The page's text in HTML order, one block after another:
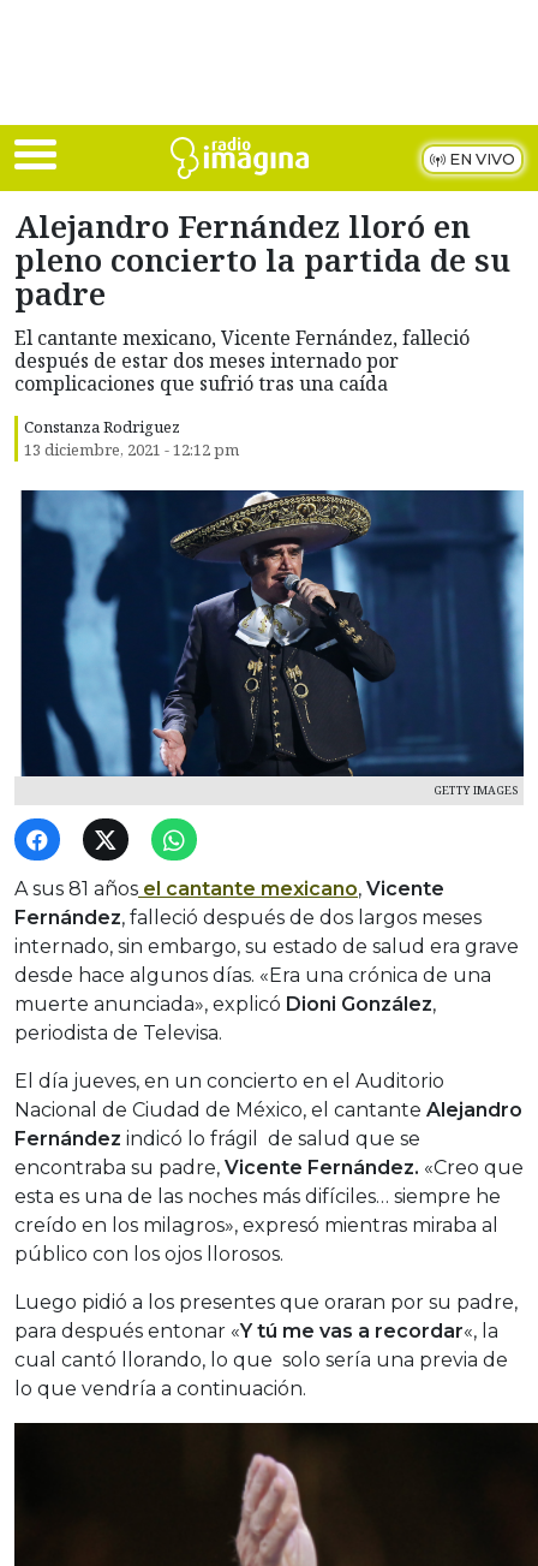
EN VIVO
Alejandro Fernández lloró en
pleno concierto la partida de su
padre
El cantante mexicano, Vicente Fernández, falleció
después de estar dos meses internado por
complicaciones que sufrió tras una caída
Constanza Rodriguez
13 diciembre, 2021 - 12:12 pm
GETTY IMAGES
A sus 81 años el cantante mexicano, Vicente
Fernández, falleció después de dos largos meses
internado, sin embargo, su estado de salud era grave
desde hace algunos días. «Era una crónica de una
muerte anunciada», explicó Dioni González,
periodista de Televisa.
El día jueves, en un concierto en el Auditorio
Nacional de Ciudad de México, el cantante Alejandro
Fernández indicó lo frágil de salud que se
encontraba su padre, Vicente Fernández. «Creo que
esta es una de las noches más difíciles… siempre he
creído en los milagros», expresó mientras miraba al
público con los ojos llorosos.
Luego pidió a los presentes que oraran por su padre,
para después entonar «Y tú me vas a recordar«, la
cual cantó llorando, lo que solo sería una previa de
lo que vendría a continuación.